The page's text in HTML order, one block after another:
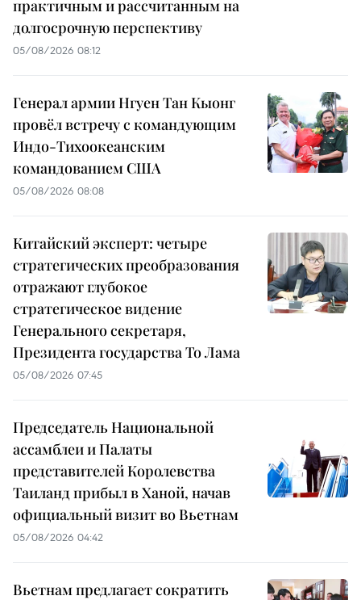
практичным и рассчитанным на
долгосрочную перспективу
05/08/2026 08:12
Генерал армии Нгуен Тан Кыонг
провёл встречу с командующим
Индо-Тихоокеанским
командованием США
05/08/2026 08:08
Китайский эксперт: четыре
стратегических преобразования
отражают глубокое
стратегическое видение
Генерального секретаря,
Президента государства То Лама
05/08/2026 07:45
Председатель Национальной
ассамблеи и Палаты
представителей Королевства
Таиланд прибыл в Ханой, начав
официальный визит во Вьетнам
05/08/2026 04:42
Вьетнам предлагает сократить